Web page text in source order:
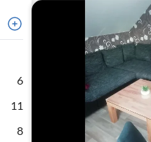
6
11
8